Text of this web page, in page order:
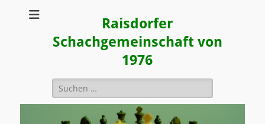
Raisdorfer
Schachgemeinschaft von
1976
Suchen
nach: